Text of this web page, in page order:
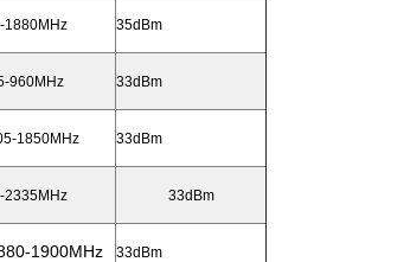
1880MHz 35dBm
960MHz 33dBm
1850MHz 33dBm
2335MHz 33dBm
1900MHz 33dBm